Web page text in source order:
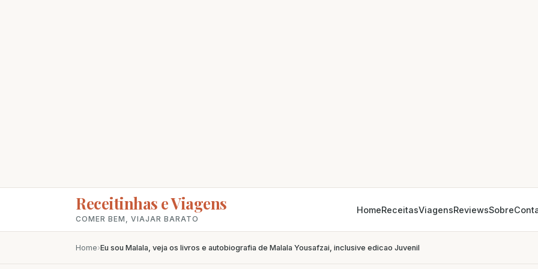
Receitinhas e Viagens
COMER BEM, VIAJAR BARATO
HomeReceitasViagensReviewsSobre
Home›Eu sou Malala, veja os livros e autobiografia de Malala Yousafzai, inclusive edicao Juvenil